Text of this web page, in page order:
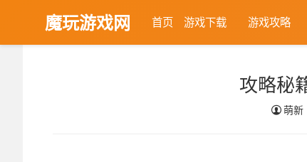
魔玩游戏网 首页 游戏下载 游戏攻略
游戏攻略 攻略秘籍：三国杀棋牌游戏推荐
攻略秘
萌新